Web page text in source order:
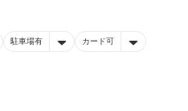
駐車場有 カード可